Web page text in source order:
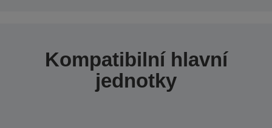
Kompatibilní hlavní
jednotky